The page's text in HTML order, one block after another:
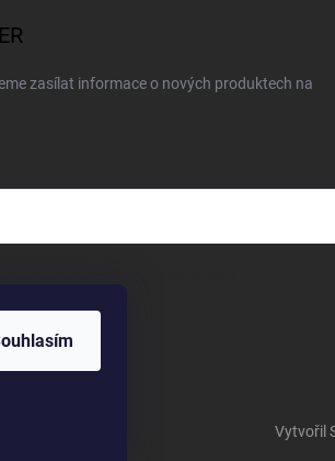
zasílat informace o nových produktech na
Vytvořil